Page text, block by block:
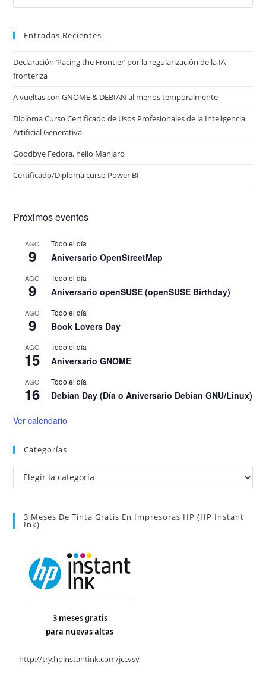
Entradas Recientes
Declaración ‘Pacing the Frontier’ por la regularización de la IA
fronteriza
A vueltas con GNOME & DEBIAN al menos temporalmente
Diploma Curso Certificado de Usos Profesionales de la Inteligencia
Artificial Generativa
Goodbye Fedora, hello Manjaro
Certificado/Diploma curso Power BI
Próximos eventos
AGO
9
Todo el día
Aniversario OpenStreetMap
AGO
9
Todo el día
Aniversario openSUSE (openSUSE Birthday)
AGO
9
Todo el día
Book Lovers Day
AGO
15
Todo el día
Aniversario GNOME
AGO
16
Todo el día
Debian Day (Día o Aniversario Debian GNU/Linux)
Ver calendario
Categorías
Categorías
3 Meses De Tinta Gratis En Impresoras HP (HP Instant
Ink)